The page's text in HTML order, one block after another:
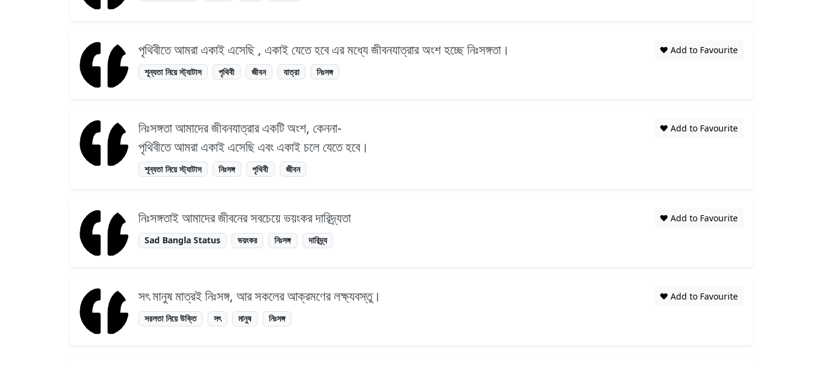
পৃথিবীতে আমরা একাই এসেছি , একাই যেতে হবে এর মধ্যে জীবনযাত্রার অংশ হচ্ছে নিঃসঙ্গতা।
শূন্যতা নিয়ে স্ট্যাটাস পৃথিবী জীবন যাত্রা নিঃসঙ্গ
❤️ Add to Favourite
নিঃসঙ্গতা আমাদের জীবনযাত্রার একটি অংশ, কেননা-
পৃথিবীতে আমরা একাই এসেছি এবং একাই চলে যেতে হবে।
শূন্যতা নিয়ে স্ট্যাটাস নিঃসঙ্গ পৃথিবী জীবন
❤️ Add to Favourite
নিঃসঙ্গতাই আমাদের জীবনের সবচেয়ে ভয়ংকর দারিদ্র্যতা
Sad Bangla Status ভয়ংকর নিঃসঙ্গ দারিদ্র্য
❤️ Add to Favourite
সৎ মানুষ মাত্রই নিঃসঙ্গ, আর সকলের আক্রমণের লক্ষ্যবস্তু।
সরলতা নিয়ে উক্তি সৎ মানুষ নিঃসঙ্গ
❤️ Add to Favourite